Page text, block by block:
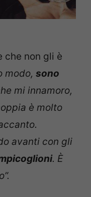
che non gli è
modo, sono
mi innamoro,
è molto
avanti con gli
. È